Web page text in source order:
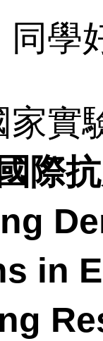
同學
家實
際
in